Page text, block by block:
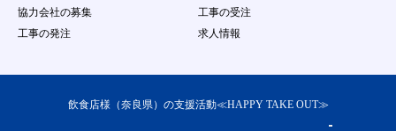
のおそれのある行為
（１８）その他事務局が不適切であると判断する行為
ビスの提供を一時的に中断することがあります。
協力会社の募集
工事の受注
工事の発注
求人情報
飲食店様（奈良県）の支援活動≪HAPPY TAKE OUT≫